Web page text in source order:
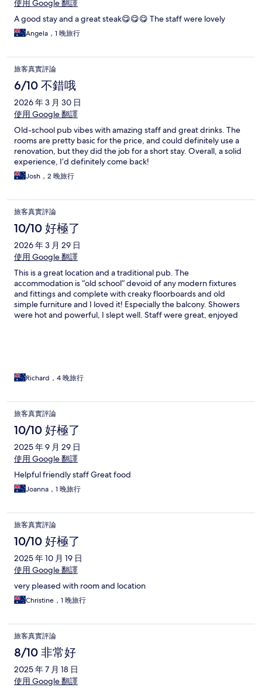
使用 Google 翻譯
A good stay and a great steak😋😋😋 The staff were lovely
Angela，1 晚旅行
旅客真實評論
6/10 不錯哦
2026 年 3 月 30 日
使用 Google 翻譯
Old-school pub vibes with amazing staff and great drinks. The
rooms are pretty basic for the price, and could definitely use a
renovation, but they did the job for a short stay. Overall, a solid
experience, I’d definitely come back!
Josh，2 晚旅行
旅客真實評論
10/10 好極了
2026 年 3 月 29 日
使用 Google 翻譯
This is a great location and a traditional pub. The
accommodation is “old school” devoid of any modern fixtures
and fittings and complete with creaky floorboards and old
simple furniture and I loved it! Especially the balcony. Showers
were hot and powerful, I slept well. Staff were great, enjoyed
Richard，4 晚旅行
旅客真實評論
10/10 好極了
2025 年 9 月 29 日
使用 Google 翻譯
Helpful friendly staff Great food
Joanna，1 晚旅行
旅客真實評論
10/10 好極了
2025 年 10 月 19 日
使用 Google 翻譯
very pleased with room and location
Christine，1 晚旅行
旅客真實評論
8/10 非常好
2025 年 7 月 18 日
使用 Google 翻譯